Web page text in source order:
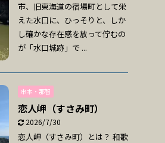
市、旧東海道の宿場町として栄
えた水口に、ひっそりと、しか
し確かな存在感を放って佇むの
が「水口城跡」で ...
串本・那智
恋人岬（すさみ町）
2026/7/30
恋人岬（すさみ町）とは？ 和歌